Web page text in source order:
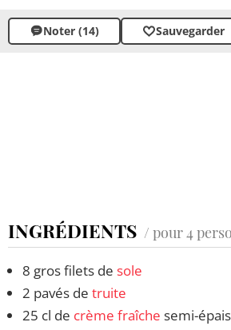
Noter (14) Sauvegarder
INGRÉDIENTS / pour 4
8 gros filets de sole
2 pavés de truite
25 cl de crème fraîche semi-